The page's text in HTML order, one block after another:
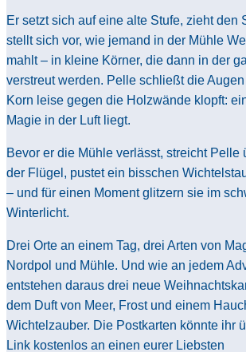
Er setzt sich auf eine alte Stufe, zieht den
stellt sich vor, wie jemand in der Mühle
mahlt – in kleine Körner, die dann in der
verstreut werden. Pelle schließt die
Korn leise gegen die Holzwände klopft:
Magie in der Luft liegt.
Bevor er die Mühle verlässt, streicht Pelle
der Flügel, pustet ein bisschen
– und für einen Moment glitzern sie im
Winterlicht.
Drei Orte an einem Tag, drei Arten von
Nordpol und Mühle. Und wie an jedem
entstehen daraus drei neue
dem Duft von Meer, Frost und einem
Wichtelzauber. Die Postkarten könnte ihr
Link kostenlos an einen eurer Liebsten